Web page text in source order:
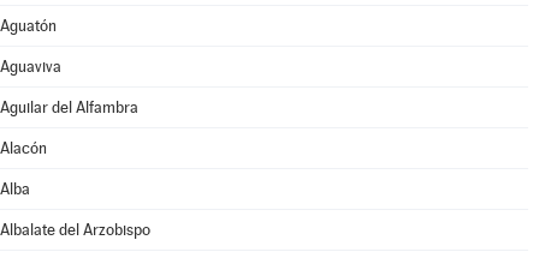
Aguatón
Aguaviva
Aguilar del Alfambra
Alacón
Alba
Albalate del Arzobispo